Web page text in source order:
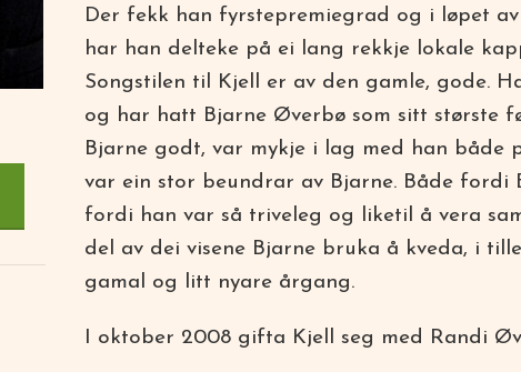
Der fekk han fyrstepremiegrad og i løpet
har han delteke på ei lang rekkje lokale
Songstilen til Kjell er av den gamle, gode.
og har hatt Bjarne Øverbø som sitt største
Bjarne godt, var mykje i lag med han både
var ein stor beundrar av Bjarne. Både
fordi han var så triveleg og liketil å vera
del av dei visene Bjarne bruka å kveda, i
gamal og litt nyare årgang.
I oktober 2008 gifta Kjell seg med Randi